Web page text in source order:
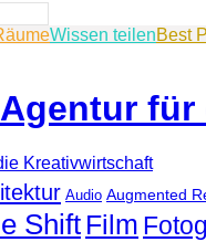
Wissen teilenBest
Audio Augmented
Shift Film